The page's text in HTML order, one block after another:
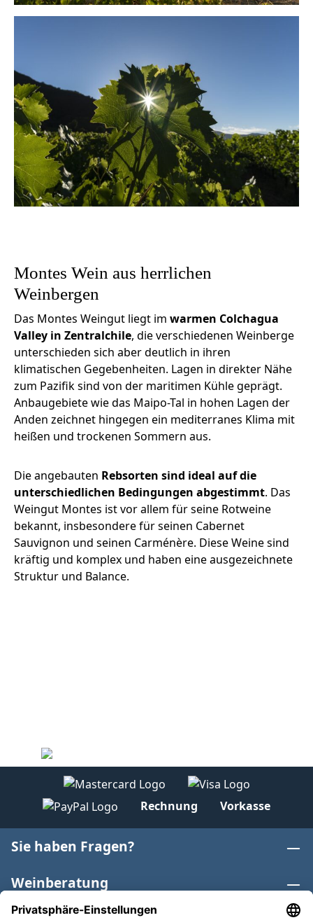
Montes Wein aus herrlichen
Weinbergen
Das Montes Weingut liegt im warmen Colchagua
Valley in Zentralchile, die verschiedenen Weinberge
unterschieden sich aber deutlich in ihren
klimatischen Gegebenheiten. Lagen in direkter Nähe
zum Pazifik sind von der maritimen Kühle geprägt.
Anbaugebiete wie das Maipo-Tal in hohen Lagen der
Anden zeichnet hingegen ein mediterranes Klima mit
heißen und trockenen Sommern aus.
Die angebauten Rebsorten sind ideal auf die
unterschiedlichen Bedingungen abgestimmt. Das
Weingut Montes ist vor allem für seine Rotweine
bekannt, insbesondere für seinen Cabernet
Sauvignon und seinen Carménère. Diese Weine sind
kräftig und komplex und haben eine ausgezeichnete
Struktur und Balance.
Rechnung Vorkasse
Sie haben Fragen?
Weinberatung